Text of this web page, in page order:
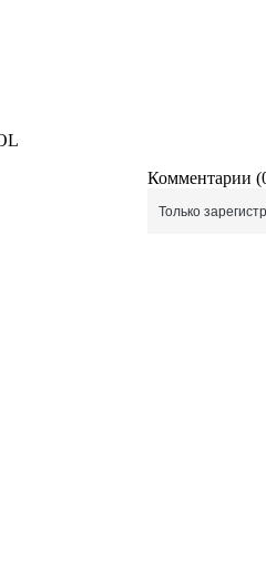
Комментарии
Только